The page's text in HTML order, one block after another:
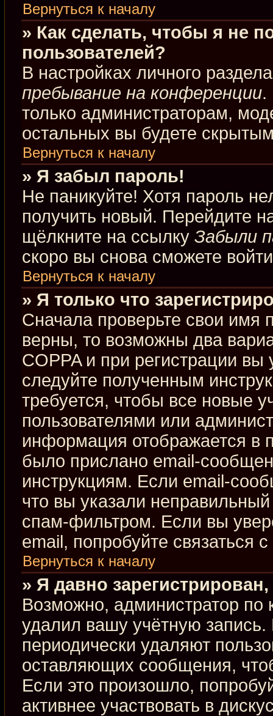
Вернуться к началу
» Как сделать, чтобы я не
пользователей?
В настройках личного
пребывание на конференции.
только администраторам,
остальных вы будете
Вернуться к началу
» Я забыл пароль!
Не паникуйте! Хотя пароль
получить новый. Перейдите
щёлкните на ссылку Забыли
скоро вы снова сможете
Вернуться к началу
» Я только что
Сначала проверьте свои имя
верны, то возможны два
COPPA и при регистрации
следуйте полученным
требуется, чтобы все новые
пользователями или
информация отображается в
было прислано email-
инструкциям. Если email-
что вы указали
спам-фильтром. Если вы
email, попробуйте связаться
Вернуться к началу
» Я давно
Возможно, администратор по
удалил вашу учётную
периодически удаляют
оставляющих сообщения,
Если это произошло,
активнее участвовать в